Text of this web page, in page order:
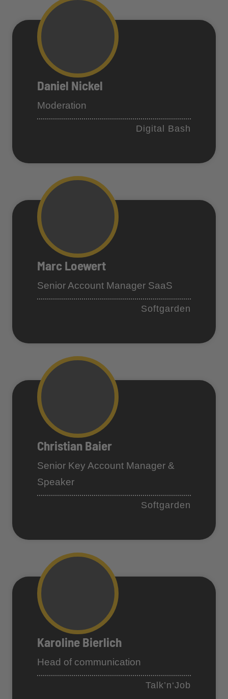
Daniel Nickel
Moderation
Digital Bash
Marc Loewert
Senior Account Manager SaaS
Softgarden
Christian Baier
Senior Key Account Manager &
Speaker
Softgarden
Karoline Bierlich
Head of communication
Talk’n‘Job